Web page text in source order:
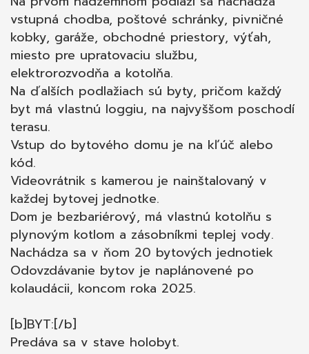
jazdecký areál či amfiteáter sa nachádzajú len
pár minút chôdze od nehnuteľnosti. Pri
financovaní nehnuteľnosti prostredníctvom HÚ
je Vám k dispozícii náš hypotekárny špecialista
bezplatne.
vstupná chodba, poštové schránky, pivničné
kobky, garáže, obchodné priestory, výťah,
miesto pre upratovaciu službu,
elektrorozvodňa a kotolňa.
Na ďalších podlažiach sú byty, pričom každý
byt má vlastnú loggiu, na najvyššom poschodí
terasu.
Vstup do bytového domu je na kľúč alebo
kód.
Videovrátnik s kamerou je nainštalovaný v
každej bytovej jednotke.
Dom je bezbariérový, má vlastnú kotolňu s
plynovým kotlom a zásobníkmi teplej vody.
Nachádza sa v ňom 20 bytových jednotiek
Odovzdávanie bytov je naplánovené po
kolaudácii, koncom roka 2025.
[b]BYT:[/b]
Predáva sa v stave holobyt.